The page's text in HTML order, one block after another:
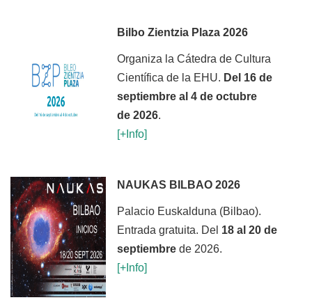
Bilbo Zientzia Plaza 2026
Organiza la Cátedra de Cultura
Científica de la EHU. Del 16 de
septiembre al 4 de octubre
de 2026.
[+Info]
NAUKAS BILBAO 2026
Palacio Euskalduna (Bilbao).
Entrada gratuita. Del 18 al 20 de
septiembre de 2026.
[+Info]